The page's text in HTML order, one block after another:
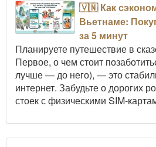
🇻🇳 Как
Вьетнаме:
за 5 минут
Планируете путешествие в
Первое, о чем стоит
лучше — до него), — это
интернет. Забудьте о дорогих
стоек с физическими SIM-